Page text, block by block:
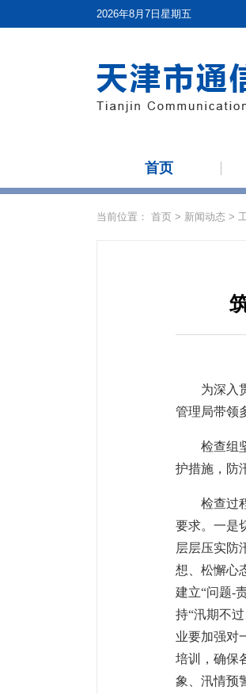
2026年8月7日星期五
首页
当前位置： 首页 > 新闻动态 >
为深入
管理局带领
检查组
护措施，防
检查过
要求。一是
层层压实防
想、松懈心
建立“问题-
持“汛期不
业要加强对
培训，确保
象、汛情预